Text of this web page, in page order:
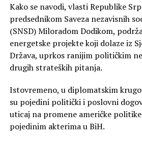
Kako se navodi, vlasti Republike
predsednikom Saveza nezavisnih
(SNSD) Miloradom Dodikom,
energetske projekte koji dolaze iz
Država, uprkos ranijim političkim
drugih strateških pitanja.
Istovremeno, u diplomatskim
su pojedini politički i poslovni
uticaj na promene američke
pojedinim akterima u BiH.